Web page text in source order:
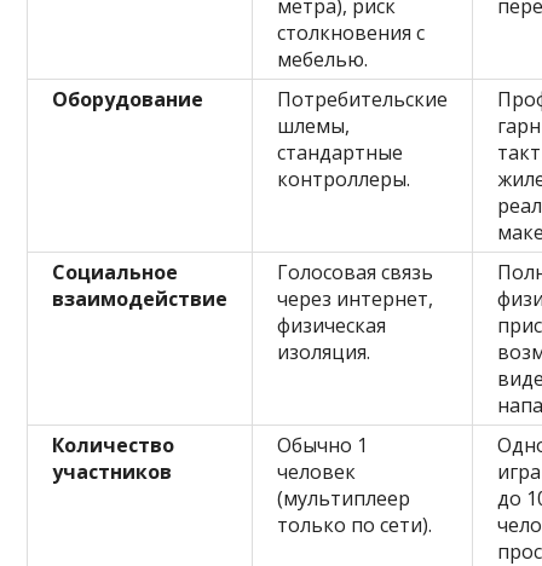
метра), риск
столкновения с
мебелью.
Оборудование
Потребительские
шлемы,
стандартные
контроллеры.
Социальное
взаимодействие
Голосовая связь
через интернет,
физическая
изоляция.
Количество
участников
Обычно 1
человек
(мультиплеер
только по сети).
до